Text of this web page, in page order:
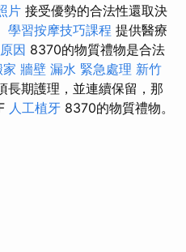
片 接受優勢的合法性還取決
學習按摩技巧課程 提供醫療
因 8370的物質禮物是合法
牆壁 漏水 緊急處理 新竹
長期護理，並連續保留，那
人工植牙 8370的物質禮物。